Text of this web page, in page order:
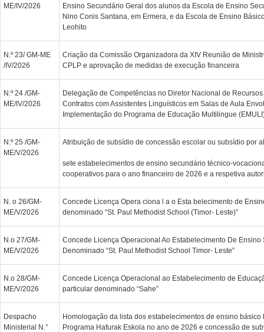
ME/IV/2026
Ensino Secundário Geral dos alunos da Escola de Ensino
Nino Conis Santana, em Ermera, e da Escola de Ensino
Leohito
N.º 23/ GM-ME
/IV/2026
Criação da Comissão Organizadora da XIV Reunião de
CPLP e aprovação de medidas de execução financeira
N.º 24 /GM-
ME/IV/2026
Delegação de Competências no Diretor Nacional de
Contratos com Assistentes Linguísticos em Salas de Aula
Implementação do Programa de Educação Multilingue
N.º 25 /GM-
ME/V/2026
Atribuição de subsídio de concessão escolar ou subsídio por
sete estabelecimentos de ensino secundário técnico-
cooperativos para o ano financeiro de 2026 e a respetiva
N. o 26/GM-
ME/V/2026
Concede Licença Opera ciona l a o Esta belecimento de
denominado “St. Paul Methodist School (Timor- Leste)”
N.o 27/GM-
ME/V/2026
Concede Licença Operacional Ao Estabelecimento De Ensino
Denominado “St. Paul Methodist School Timor- Leste”
N.o 28/GM-
ME/V/2026
Concede Licença Operacional ao Estabelecimento de
particular denominado “Sahe”
Despacho
Ministerial N.°
Homologação da lista dos estabelecimentos de ensino básico
Programa Hafurak Eskola no ano de 2026 e concessão de